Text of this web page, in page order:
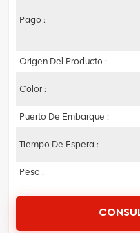
Pago :
Origen Del Producto :
Color :
Puerto De Embarque :
Tiempo De Espera :
Peso :